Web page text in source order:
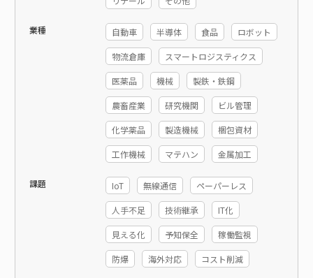
業種 自動車 半導体 食品 ロボット
物流倉庫 スマートロジスティクス
医薬品 機械 製鉄・鉄鋼
農畜産業 研究機関 ビル管理
化学薬品 製造機械 梱包資材
工作機械 マテハン 金属加工
課題 IoT 無線通信 ペーパーレス
人手不足 技術継承 IT化
見える化 予知保全 稼働監視
防爆 海外対応 コスト削減